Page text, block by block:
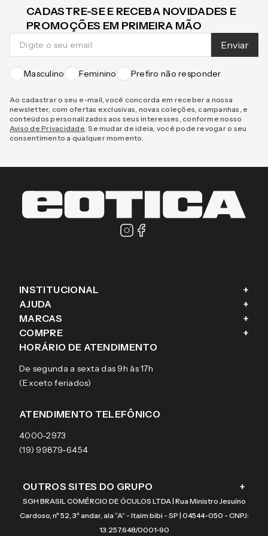
CADASTRE-SE E RECEBA NOVIDADES E
PROMOÇÕES EM PRIMEIRA MÃO
Enviar
Masculino Feminino Prefiro não responder
Ao cadastrar o seu e-mail, você concorda em receber a nossa
newsletter, com ofertas exclusivas, novas coleções, campanhas, e
conteúdos personalizados aos seus interesses, conforme nosso
Aviso de Privacidade . Se mudar de ideia, você pode revogar o seu
consentimento a qualquer momento.
INSTITUCIONAL +
Sobre a eÓtica
Aviso de privacidade
Termos e condições de uso
AJUDA +
Trocas e Devoluções
Pagamentos
Garantias
MARCAS +
Ray-Ban
Tecnol
Arnette
Burberry
COMPRE +
Óculos de sol
Lentes de contato
HORÁRIO DE ATENDIMENTO
De segunda a sexta das 9h às 17h
(Exceto feriados)
ATENDIMENTO TELEFÔNICO
4000-2973
(19) 99879-6454
OUTROS SITES DO GRUPO +
SGH BRASIL COMÉRCIO DE ÓCULOS LTDA | Rua Ministro Jesuíno
Cardoso, nº 52, 3º andar, ala “A” - Itaim bibi - SP | 04544-050 - CNPJ:
13.257.648/0001-90